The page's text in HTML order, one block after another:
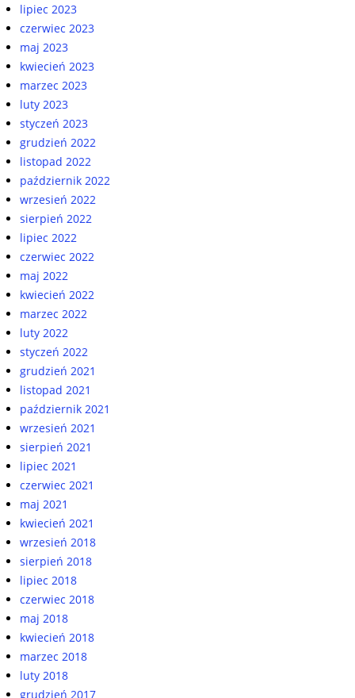
lipiec 2023
czerwiec 2023
maj 2023
kwiecień 2023
marzec 2023
luty 2023
styczeń 2023
grudzień 2022
listopad 2022
październik 2022
wrzesień 2022
sierpień 2022
lipiec 2022
czerwiec 2022
maj 2022
kwiecień 2022
marzec 2022
luty 2022
styczeń 2022
grudzień 2021
listopad 2021
październik 2021
wrzesień 2021
sierpień 2021
lipiec 2021
czerwiec 2021
maj 2021
kwiecień 2021
wrzesień 2018
sierpień 2018
lipiec 2018
czerwiec 2018
maj 2018
kwiecień 2018
marzec 2018
luty 2018
grudzień 2017